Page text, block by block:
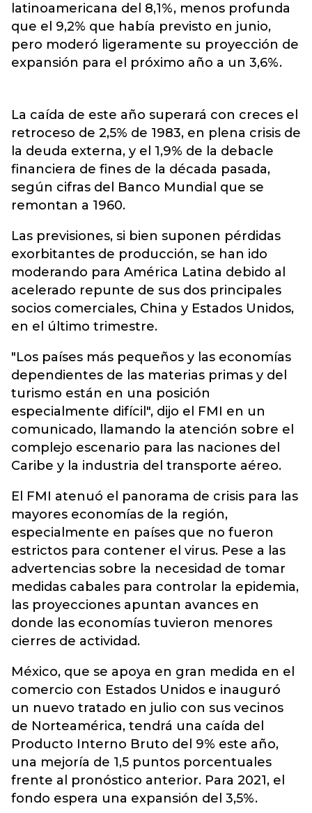
latinoamericana del 8,1%, menos profunda
que el 9,2% que había previsto en junio,
pero moderó ligeramente su proyección de
expansión para el próximo año a un 3,6%.
La caída de este año superará con creces el
retroceso de 2,5% de 1983, en plena crisis de
la deuda externa, y el 1,9% de la debacle
financiera de fines de la década pasada,
según cifras del Banco Mundial que se
remontan a 1960.
Las previsiones, si bien suponen pérdidas
exorbitantes de producción, se han ido
moderando para América Latina debido al
acelerado repunte de sus dos principales
socios comerciales, China y Estados Unidos,
en el último trimestre.
"Los países más pequeños y las economías
dependientes de las materias primas y del
turismo están en una posición
especialmente difícil", dijo el FMI en un
comunicado, llamando la atención sobre el
complejo escenario para las naciones del
Caribe y la industria del transporte aéreo.
El FMI atenuó el panorama de crisis para las
mayores economías de la región,
especialmente en países que no fueron
estrictos para contener el virus. Pese a las
advertencias sobre la necesidad de tomar
medidas cabales para controlar la epidemia,
las proyecciones apuntan avances en
donde las economías tuvieron menores
cierres de actividad.
México, que se apoya en gran medida en el
comercio con Estados Unidos e inauguró
un nuevo tratado en julio con sus vecinos
de Norteamérica, tendrá una caída del
Producto Interno Bruto del 9% este año,
una mejoría de 1,5 puntos porcentuales
frente al pronóstico anterior. Para 2021, el
fondo espera una expansión del 3,5%.